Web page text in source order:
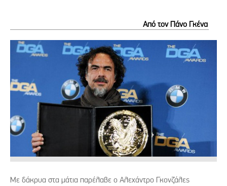
Από τον Πάνο Γκένα
Με δάκρυα στα μάτια παρέλαβε ο Αλεχάντρο Γκονζάλες